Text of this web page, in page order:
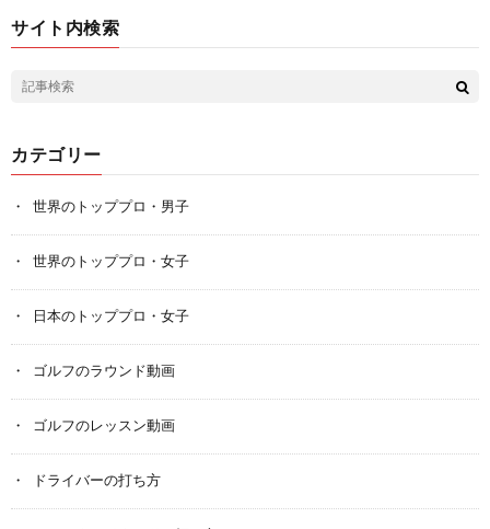
サイト内検索
カテゴリー
世界のトッププロ・男子
世界のトッププロ・女子
日本のトッププロ・女子
ゴルフのラウンド動画
ゴルフのレッスン動画
ドライバーの打ち方